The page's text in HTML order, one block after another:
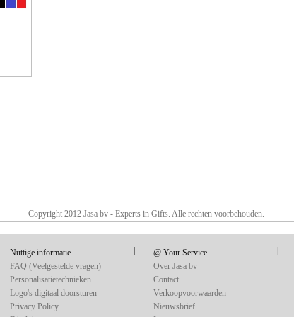
Copyright 2012 Jasa bv - Experts in Gifts. Alle rechten voorbehouden.
Nuttige informatie
FAQ (Veelgestelde vragen)
Personalisatietechnieken
Logo's digitaal doorsturen
Privacy Policy
@ Your Service
Over Jasa bv
Contact
Verkoopvoorwaarden
Nieuwsbrief